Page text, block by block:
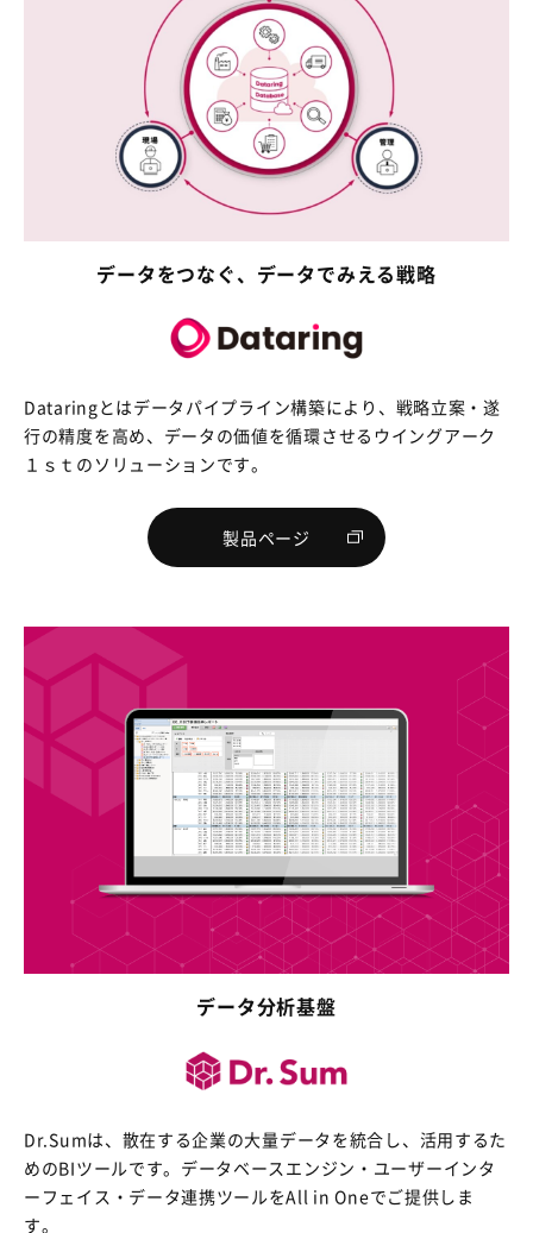
データをつなぐ、データでみえる戦略
Dataringとはデータパイプライン構築により、戦略立案・遂
行の精度を高め、データの価値を循環させるウイングアーク
１ｓｔのソリューションです。
製品ページ
データ分析基盤
Dr.Sumは、散在する企業の大量データを統合し、活用するた
めのBIツールです。データベースエンジン・ユーザーインタ
ーフェイス・データ連携ツールをAll in Oneでご提供しま
す。